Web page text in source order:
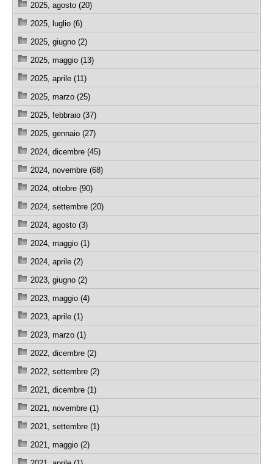
2025, agosto (20)
2025, luglio (6)
2025, giugno (2)
2025, maggio (13)
2025, aprile (11)
2025, marzo (25)
2025, febbraio (37)
2025, gennaio (27)
2024, dicembre (45)
2024, novembre (68)
2024, ottobre (90)
2024, settembre (20)
2024, agosto (3)
2024, maggio (1)
2024, aprile (2)
2023, giugno (2)
2023, maggio (4)
2023, aprile (1)
2023, marzo (1)
2022, dicembre (2)
2022, settembre (2)
2021, dicembre (1)
2021, novembre (1)
2021, settembre (1)
2021, maggio (2)